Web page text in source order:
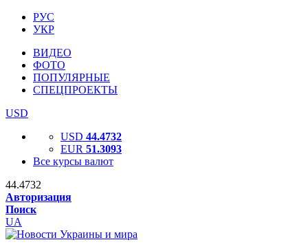
РУС
УКР
ВИДЕО
ФОТО
ПОПУЛЯРНЫЕ
СПЕЦПРОЕКТЫ
USD
USD 44.4732
EUR 51.3093
Все курсы валют
44.4732
Авторизация
Поиск
UA